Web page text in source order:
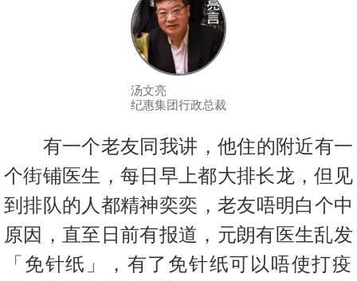
产
新
闻
数
据
汤文亮
纪惠集团行政总裁
有一个老友同我讲，他住的附近有一
个街铺医生，每日早上都大排长龙，但见
到排队的人都精神奕奕，老友唔明白个中
原因， 直至日前有报道，元朗有医生乱发
「免针纸」， 有了免针纸可以唔使打疫